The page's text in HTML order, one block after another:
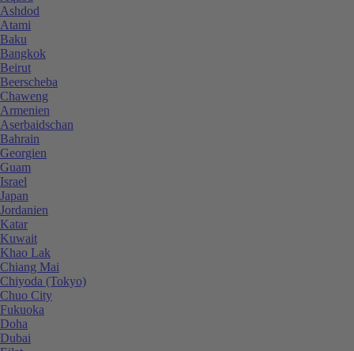
Ashdod
Atami
Baku
Bangkok
Beirut
Beerscheba
Chaweng
Armenien
Aserbaidschan
Bahrain
Georgien
Guam
Israel
Japan
Jordanien
Katar
Kuwait
Khao Lak
Chiang Mai
Chiyoda (Tokyo)
Chuo City
Fukuoka
Doha
Dubai